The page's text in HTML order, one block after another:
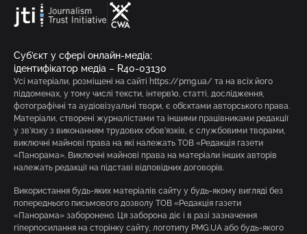
Суб’єкт у сфері онлайн-медіа;
ідентифікатор медіа – R40-03130
Усі матеріали, розміщені на сайті https://pmg.ua/ та на всіх його
піддоменах, у тому числі тексти, інтерв’ю, статті, дослідження,
фотографічні та аудіовізуальні твори, є об’єктами авторського права.
Матеріали, створені журналістами та іншими працівниками редакції
у зв’язку з виконанням трудових обов’язків, є службовими творами,
виключні майнові права на які належать ТОВ «Редакція газети
«Панорама». Виключні майнові права на матеріали інших авторів
належать редакції на підставі відповідних договорів.
Використання будь-яких матеріалів сайту у будь-якому вигляді без
попереднього письмового дозволу ТОВ «Редакція газети
«Панорама» заборонено. Ця заборона діє і в разі зазначення
гіперпосилання на сторінку сайту, логотипу PMG.UA або будь-якого